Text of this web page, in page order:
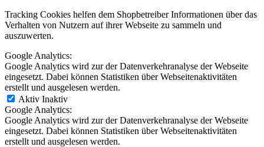
Tracking Cookies helfen dem Shopbetreiber Informationen über das
Verhalten von Nutzern auf ihrer Webseite zu sammeln und
auszuwerten.
Google Analytics:
Google Analytics wird zur der Datenverkehranalyse der Webseite
eingesetzt. Dabei können Statistiken über Webseitenaktivitäten
erstellt und ausgelesen werden.
Aktiv Inaktiv
Google Analytics:
Google Analytics wird zur der Datenverkehranalyse der Webseite
eingesetzt. Dabei können Statistiken über Webseitenaktivitäten
erstellt und ausgelesen werden.